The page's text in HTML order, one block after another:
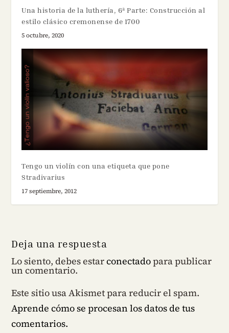
Una historia de la luthería, 6ª Parte: Construcción al
estilo clásico cremonense de 1700
5 octubre, 2020
Tengo un violín con una etiqueta que pone
Stradivarius
17 septiembre, 2012
Deja una respuesta
Lo siento, debes estarconectadopara publicar
un comentario.
Este sitio usa Akismet para reducir el spam.
Aprende cómo se procesan los datos de tus
comentarios.